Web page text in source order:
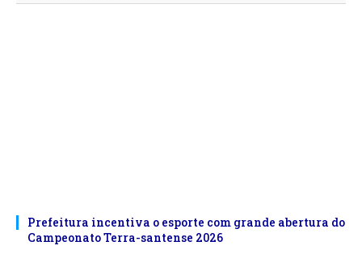
Prefeitura incentiva o esporte com grande abertura do
Campeonato Terra-santense 2026